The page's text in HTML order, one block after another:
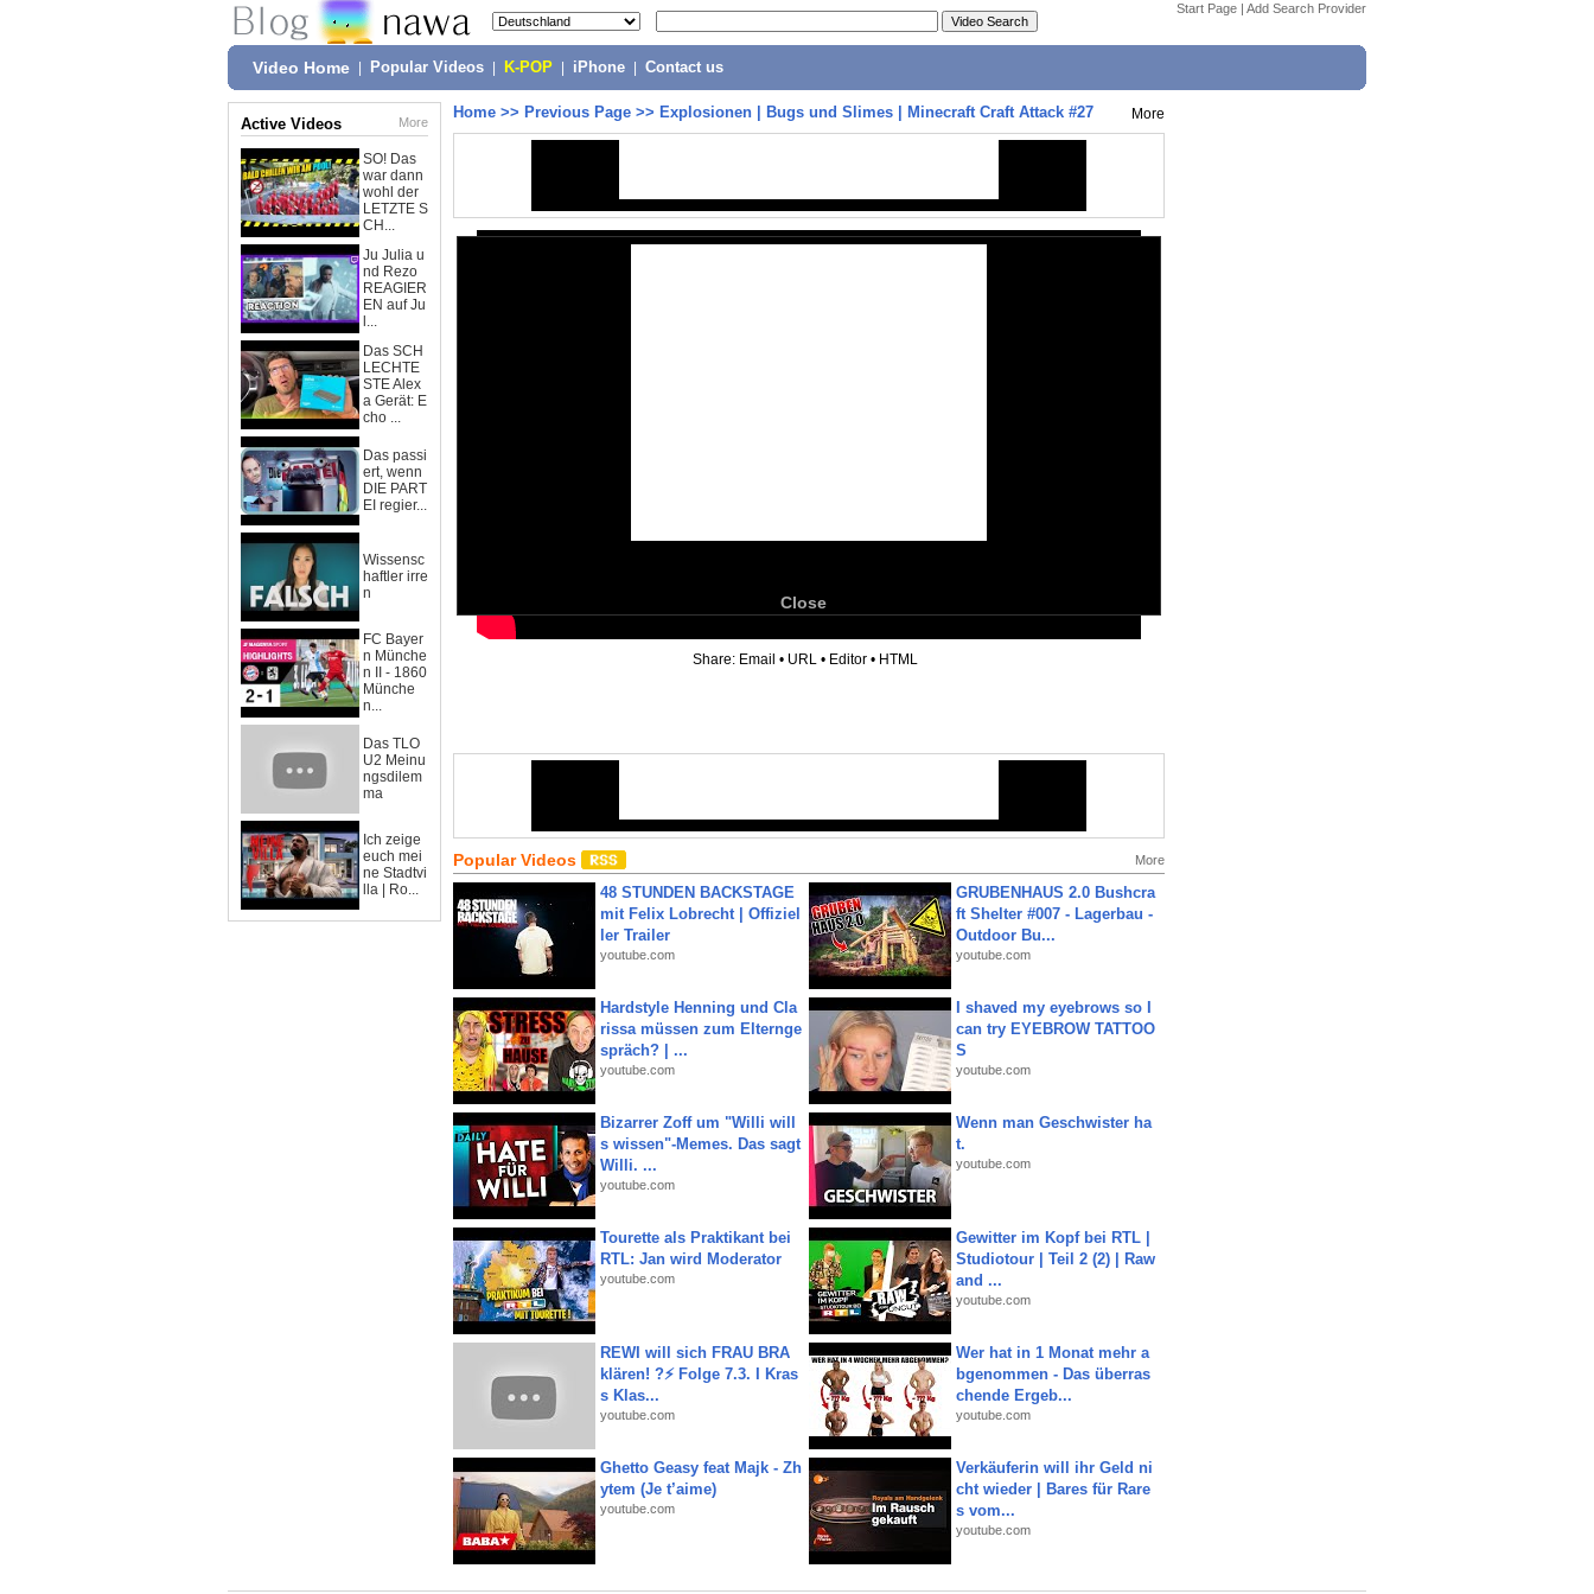
Start Page | Add Search Provider
Video Home Popular Videos K-POP iPhone Contact us
Active Videos More
SO! Das
war dann
wohl der
LETZTE S
CH...
Ju Julia u
nd Rezo
REAGIER
EN auf Ju
l...
Das SCH
LECHTE
STE Alex
a Gerät: E
cho ...
Das passi
ert, wenn
DIE PART
EI regier...
Wissensc
haftler irre
n
FC Bayer
n Münche
n II - 1860
Münche
n...
Das TLO
U2 Meinu
ngsdilem
ma
Ich zeige
euch mei
ne Stadtvi
lla | Ro...
Home >> Previous Page >> Explosionen | Bugs und Slimes | Minecraft Craft Attack #27 More
Close
Share: Email • URL • Editor • HTML
Popular Videos More
48 STUNDEN BACKSTAGE
mit Felix Lobrecht | Offiziel
ler Trailer
youtube.com
GRUBENHAUS 2.0 Bushcra
ft Shelter #007 - Lagerbau -
Outdoor Bu...
youtube.com
Hardstyle Henning und Cla
rissa müssen zum Elternge
spräch? | ...
youtube.com
I shaved my eyebrows so I
can try EYEBROW TATTOO
S
youtube.com
Bizarrer Zoff um "Willi will
s wissen"-Memes. Das sagt
Willi. ...
youtube.com
Wenn man Geschwister ha
t.
youtube.com
Tourette als Praktikant bei
RTL: Jan wird Moderator
youtube.com
Gewitter im Kopf bei RTL |
Studiotour | Teil 2 (2) | Raw
and ...
youtube.com
REWI will sich FRAU BRA
klären! ?⚡️ Folge 7.3. I Kras
s Klas...
youtube.com
Wer hat in 1 Monat mehr a
bgenommen - Das überras
chende Ergeb...
youtube.com
Ghetto Geasy feat Majk - Zh
ytem (Je t’aime)
youtube.com
Verkäuferin will ihr Geld ni
cht wieder | Bares für Rare
s vom...
youtube.com